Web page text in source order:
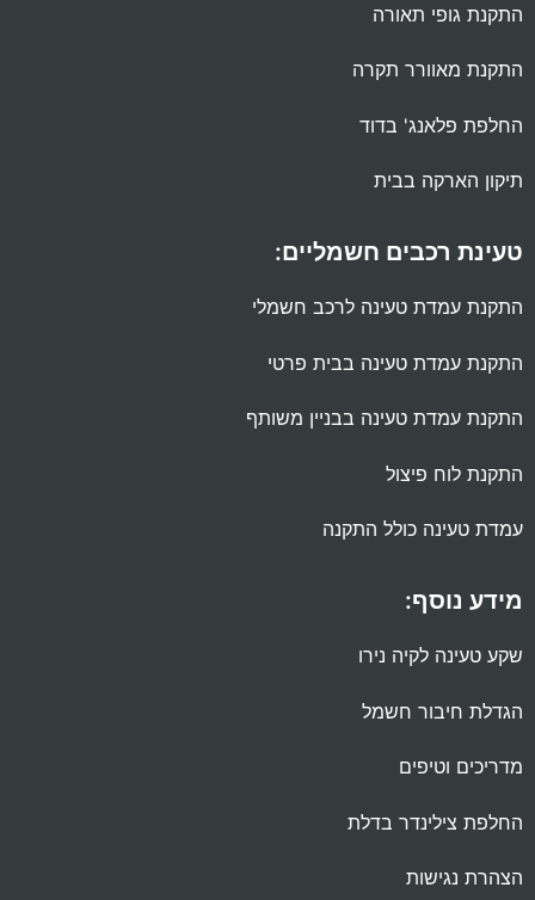
התקנת גופי תאורה
התקנת מאוורר תקרה
החלפת פלאנג' בדוד
תיקון הארקה בבית
טעינת רכבים חשמליים:
התקנת עמדת טעינה לרכב חשמלי
התקנת עמדת טעינה בבית פרטי
התקנת עמדת טעינה בבניין משותף
התקנת לוח פיצול
עמדת טעינה כולל התקנה
מידע נוסף:
שקע טעינה לקיה נירו
הגדלת חיבור חשמל
מדריכים וטיפים
החלפת צילינדר בדלת
הצהרת נגישות